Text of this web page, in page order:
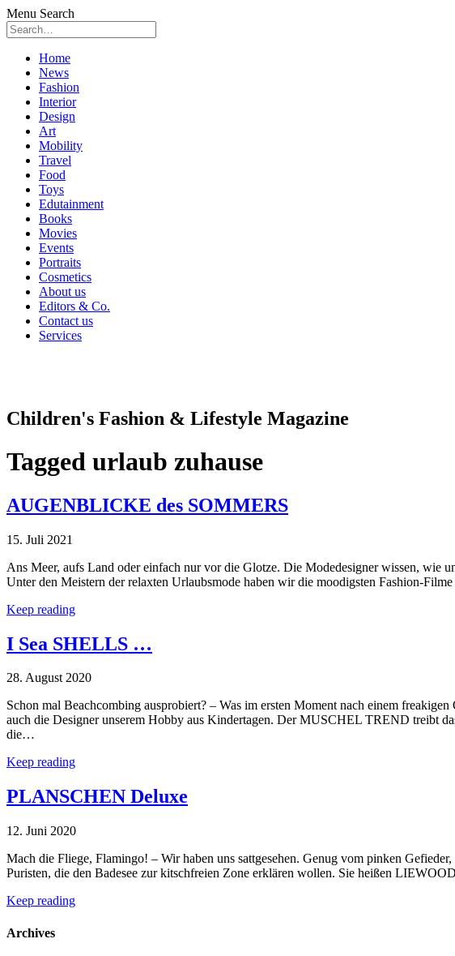
Menu Search
Skip
content
Home
News
Fashion
Interior
Design
Art
Mobility
Travel
Food
Toys
Edutainment
Books
Movies
Events
Portraits
Cosmetics
About us
Editors & Co.
Contact us
Services
Children's Fashion & Lifestyle Magazine
Tagged urlaub zuhause
AUGENBLICKE des SOMMERS
15. Juli 2021
Ans Meer, aufs Land oder einfach nur vor die Glotze. Die Modedesigner wissen, wie
Unter den Meistern der relaxten Urlaubsmode haben wir die moodigsten Fashion-
Keep reading
I Sea SHELLS …
28. August 2020
Schon mal Beachcombing ausprobiert? – Was im ersten Moment nach einem
auch die Designer unserem Hobby aus Kindertagen. Der MUSCHEL TREND treibt
die…
Keep reading
PLANSCHEN Deluxe
12. Juni 2020
Mach die Fliege, Flamingo! – Wir haben uns sattgesehen. Genug vom pinken
Puristen, die den Badesee zur kitschfreien Zone erklären wollen. Sie heißen
Keep reading
Archives